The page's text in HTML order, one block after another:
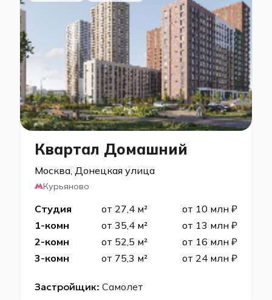
Квартал Домашний
Москва, Донецкая улица
Курьяново
Студия от 27,4 м²
от 10 млн ₽
1-комн
от 35,4 м²
от 13 млн ₽
2-комн
от 52,5 м²
от 16 млн ₽
3-комн
от 75,3 м² от 24 млн ₽
Застройщик: Самолет